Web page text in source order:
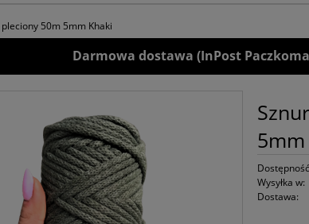
50m 5mm Khaki
Darmowa dostawa (InPost
Wysyłka w:
Dostawa: